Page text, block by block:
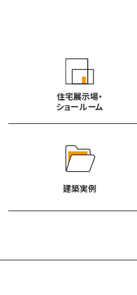
当社は、お客様の個人
の内容で管理します。
は、登録情報の開示を行
また、内容が正確で
は、その内容を確認し
更・訂正または削除等
記述の下方にある問い
●個人情報のセキュリ
住宅展示場・
ショールーム
建築実例